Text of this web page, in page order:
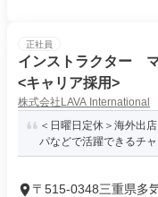
正社員
インストラクター
<キャリア採用>
株式会社LAVA International
＜日曜日定休＞海外出
パなどで活躍できるチ
〒515-0348三重県多